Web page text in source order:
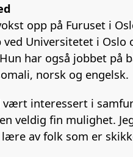
opp på Furuset i
ved Universitetet i
har også jobbet
norsk og engelsk.
vært interessert i
veldig fin mulighet.
av folk som er